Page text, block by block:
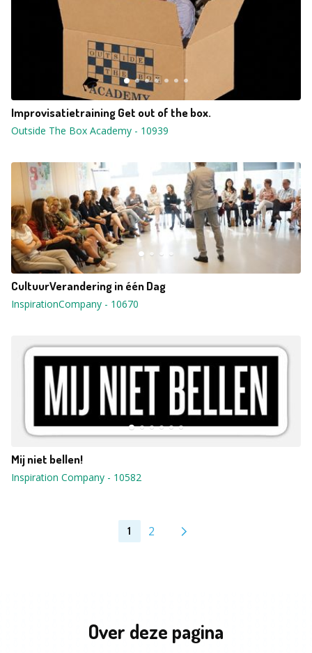
Improvisatietraining Get out of the box.
Outside The Box Academy - 10939
CultuurVerandering in één Dag
InspirationCompany - 10670
Mij niet bellen!
Inspiration Company - 10582
1 2
Over deze pagina